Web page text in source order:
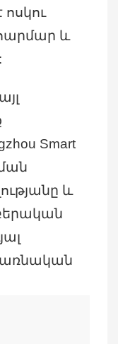
հարմար և
Smart
և